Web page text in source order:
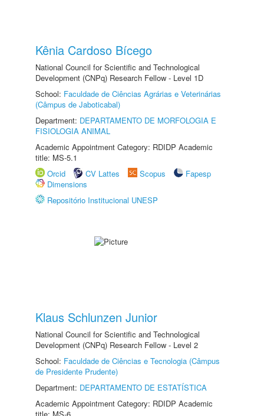
Kênia Cardoso Bícego
National Council for Scientific and Technological
Development (CNPq) Research Fellow - Level 1D
School: Faculdade de Ciências Agrárias e Veterinárias
(Câmpus de Jaboticabal)
Department: DEPARTAMENTO DE MORFOLOGIA E
FISIOLOGIA ANIMAL
Academic Appointment Category: RDIDP Academic
title: MS-5.1
Orcid
CV Lattes Scopus
Fapesp
Dimensions
Repositório Institucional UNESP
Klaus Schlunzen Junior
National Council for Scientific and Technological
Development (CNPq) Research Fellow - Level 2
School: Faculdade de Ciências e Tecnologia (Câmpus
de Presidente Prudente)
Department: DEPARTAMENTO DE ESTATÍSTICA
Academic Appointment Category: RDIDP Academic